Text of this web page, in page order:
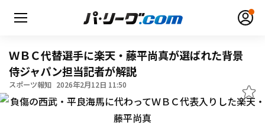
ＷＢＣ代替選手に楽天・藤平尚真が選ばれた背景
侍ジャパン担当記者が解説
スポーツ報知 2026年2月12日 11:50